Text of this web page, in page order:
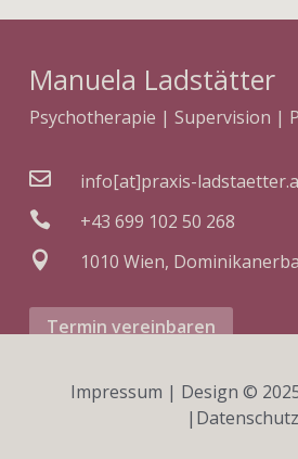
Manuela Ladstätter
Psychotherapie | Supervision |
 info[at]praxis-
 +43 699 102 50 268
 1010 Wien,
Termin vereinbaren
Impressum | Design ©
| Datenschutz